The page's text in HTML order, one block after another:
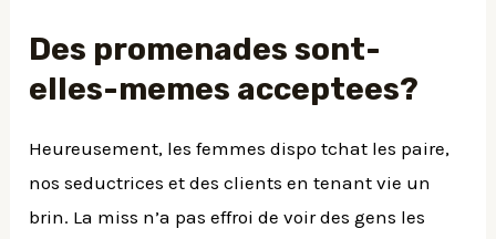
Des promenades sont-
elles-memes acceptees?
Heureusement, les femmes dispo tchat les paire,
nos seductrices et des clients en tenant vie un
brin. La miss n’a pas effroi de voir des gens les